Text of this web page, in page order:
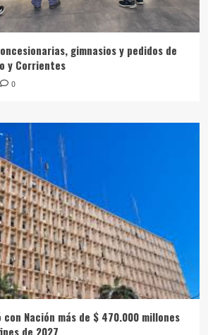
gimnasios y pedidos de
y Corrientes
0
Nación más de $ 470.000 millones
de 2027